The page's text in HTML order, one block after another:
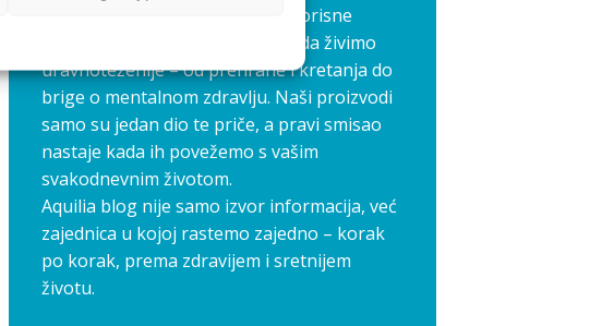
Ovdje dijelimo priče, iskustva i korisne
savjete koji nam svima pomažu da živimo
uravnoteženije – od prehrane i kretanja do
brige o mentalnom zdravlju. Naši proizvodi
samo su jedan dio te priče, a pravi smisao
nastaje kada ih povežemo s vašim
svakodnevnim životom.
Aquilia blog nije samo izvor informacija, već
zajednica u kojoj rastemo zajedno – korak
po korak, prema zdravijem i sretnijem
životu.